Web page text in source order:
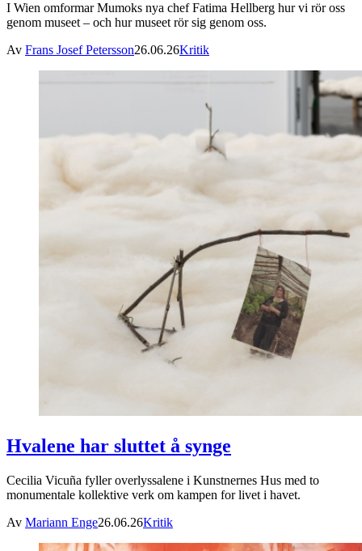
I Wien omformar Mumoks nya chef Fatima Hellberg hur vi rör oss
genom museet – och hur museet rör sig genom oss.
Av Frans Josef Petersson26.06.26Kritik
Hvalene har sluttet å synge
Cecilia Vicuña fyller overlyssalene i Kunstnernes Hus med to
monumentale kollektive verk om kampen for livet i havet.
Av Mariann Enge26.06.26Kritik